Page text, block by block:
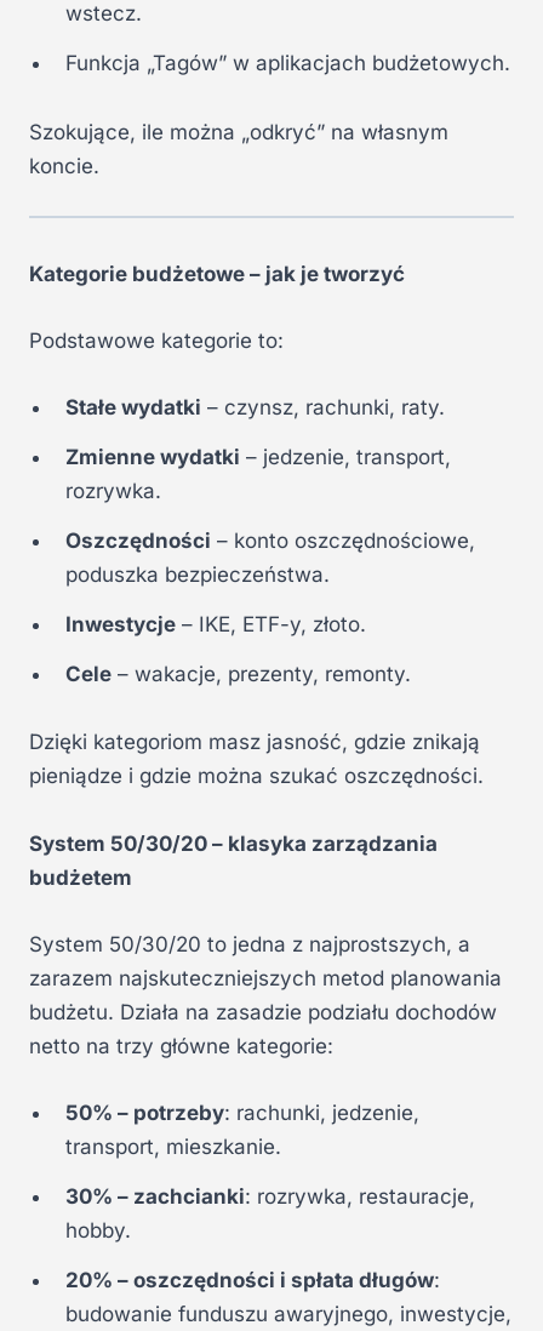
wstecz.
Funkcja „Tagów” w aplikacjach budżetowych.
Szokujące, ile można „odkryć” na własnym
koncie.
Kategorie budżetowe – jak je tworzyć
Podstawowe kategorie to:
Stałe wydatki – czynsz, rachunki, raty.
Zmienne wydatki – jedzenie, transport,
rozrywka.
Oszczędności – konto oszczędnościowe,
poduszka bezpieczeństwa.
Inwestycje – IKE, ETF-y, złoto.
Cele – wakacje, prezenty, remonty.
Dzięki kategoriom masz jasność, gdzie znikają
pieniądze i gdzie można szukać oszczędności.
System 50/30/20 – klasyka zarządzania
budżetem
System 50/30/20 to jedna z najprostszych, a
zarazem najskuteczniejszych metod planowania
budżetu. Działa na zasadzie podziału dochodów
netto na trzy główne kategorie:
50% – potrzeby: rachunki, jedzenie,
transport, mieszkanie.
30% – zachcianki: rozrywka, restauracje,
hobby.
20% – oszczędności i spłata długów:
budowanie funduszu awaryjnego, inwestycje,